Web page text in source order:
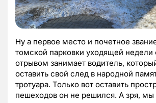
Ну а первое место и почетное
томской парковки уходящей
отрывом занимает водитель,
оставить свой след в народной
тротуара. Только вот оставить
пешеходов он не решился. А зря, мы